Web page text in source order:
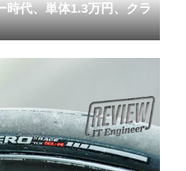
時代、単体1.3万円、クラ